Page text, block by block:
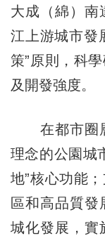
大成（綿）
江上游城市發
策”原則，科
及開發強度。
在都市圈層
理念的公園城
地”核心功能
區和高品質發
城化發展，實